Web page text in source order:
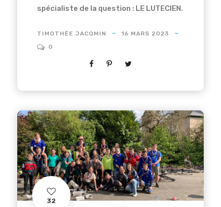
spécialiste de la question : LE LUTECIEN.
TIMOTHÉE JACQMIN
16 MARS 2023
0
32